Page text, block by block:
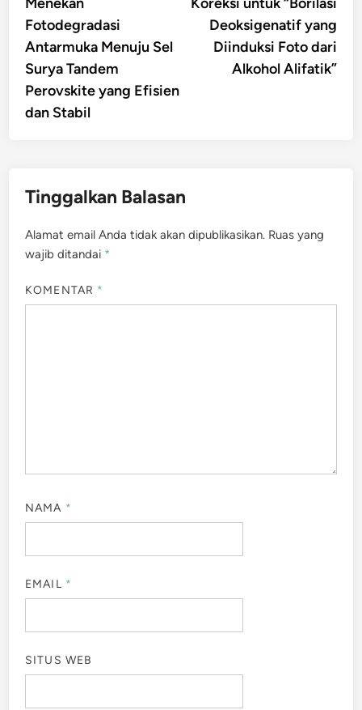
pos
Fotodegradasi
Antarmuka Menuju Sel
Surya Tandem
Perovskite yang Efisien
dan Stabil
Deoksigenatif yang
Diinduksi Foto dari
Alkohol Alifatik”
Tinggalkan Balasan
Alamat email Anda tidak akan dipublikasikan. Ruas yang
wajib ditandai *
KOMENTAR *
NAMA *
EMAIL *
SITUS WEB